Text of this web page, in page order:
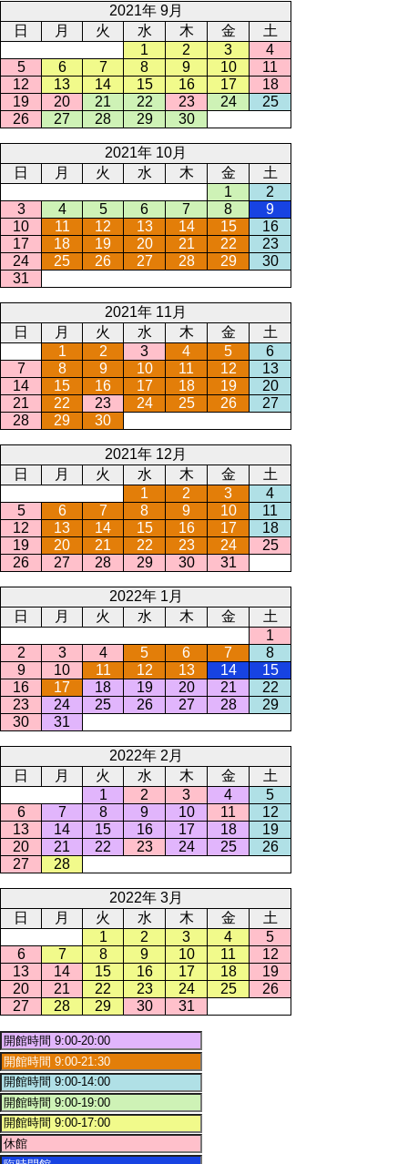
2021年 9月
日
月 火 水 木 金
土
1
2 3
4
5
6 7 8 9 10
11
12
13 14 15 16 17
18
19
20 21 22 23 24
25
26
27 28 29 30
2021年 10月
日
月 火 水 木 金
土
1
2
3
4 5 6 7 8
9
10
11 12 13 14 15
16
17
18 19 20 21 22
23
24
25 26 27 28 29
30
31
2021年 11月
日
月 火 水 木 金
土
1
2 3 4 5
6
7
8 9 10 11 12
13
14
15 16 17 18 19
20
21
22 23 24 25 26
27
28
29 30
2021年 12月
日
月 火 水 木 金
土
1
2 3
4
5
6 7 8 9 10
11
12
13 14 15 16 17
18
19
20 21 22 23 24
25
26
27 28 29 30 31
2022年 1月
日
月 火 水 木 金
土
1
2
3 4 5 6 7
8
9
10 11 12 13 14
15
16
17 18 19 20 21
22
23
24 25 26 27 28
29
30
31
2022年 2月
日
月 火 水 木 金
土
1
2 3 4
5
6
7 8 9 10 11
12
13
14 15 16 17 18
19
20
21 22 23 24 25
26
27
28
2022年 3月
日
月 火 水 木 金
土
1
2 3 4
5
6
7 8 9 10 11
12
13
14 15 16 17 18
19
20
21 22 23 24 25
26
27
28 29 30 31